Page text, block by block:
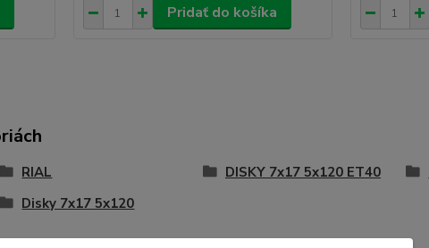
Pridať do košíka
RIAL DISKY 7x17 5x120 ET40
Disky 7x17 5x120